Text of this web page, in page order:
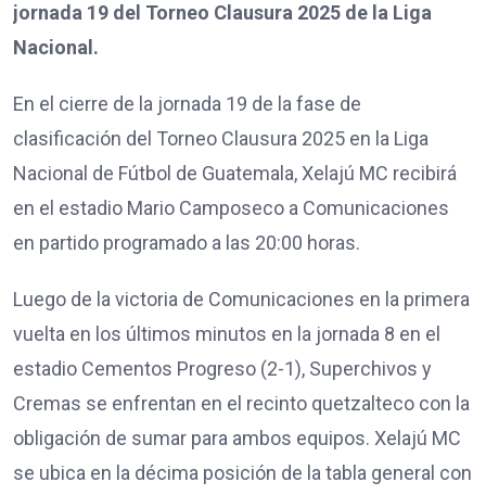
jornada 19 del Torneo Clausura 2025 de la Liga
Nacional.
En el cierre de la jornada 19 de la fase de
clasificación del Torneo Clausura 2025 en la Liga
Nacional de Fútbol de Guatemala, Xelajú MC recibirá
en el estadio Mario Camposeco a Comunicaciones
en partido programado a las 20:00 horas.
Luego de la victoria de Comunicaciones en la primera
vuelta en los últimos minutos en la jornada 8 en el
estadio Cementos Progreso (2-1), Superchivos y
Cremas se enfrentan en el recinto quetzalteco con la
obligación de sumar para ambos equipos. Xelajú MC
se ubica en la décima posición de la tabla general con